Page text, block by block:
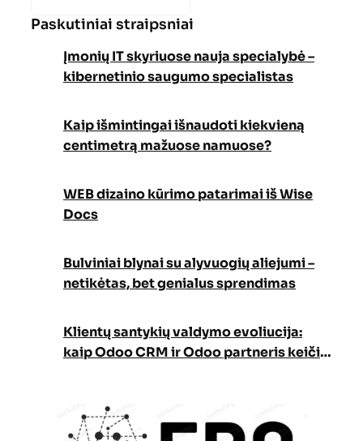
Paskutiniai straipsniai
Įmonių IT skyriuose nauja specialybė –
kibernetinio saugumo specialistas
Kaip išmintingai išnaudoti kiekvieną
centimetrą mažuose namuose?
WEB dizaino kūrimo patarimai iš Wise
Docs
Bulviniai blynai su alyvuogių aliejumi –
netikėtas, bet genialus sprendimas
Klientų santykių valdymo evoliucija:
kaip Odoo CRM ir Odoo partneris keičia